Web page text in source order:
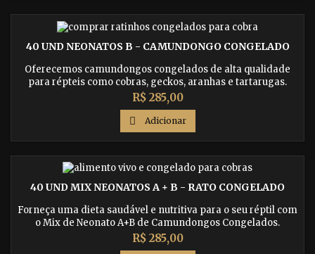
40 UND NEONATOS B - CAMUNDONGO CONGELADO
Oferecemos camundongos congelados de alta qualidade
para répteis como cobras, geckos, aranhas e tartarugas.
Compre agora e receba em qualquer lugar do Brasil.
Preço
R$ 285,00
 Adicionar
40 UND MIX NEONATOS A + B - RATO CONGELADO
Forneça uma dieta saudável e nutritiva para o seu réptil com
o Mix de Neonato A+B de Camundongos Congelados.
Compre agora e receba em qualquer lugar do Brasil.
Preço
R$ 285,00